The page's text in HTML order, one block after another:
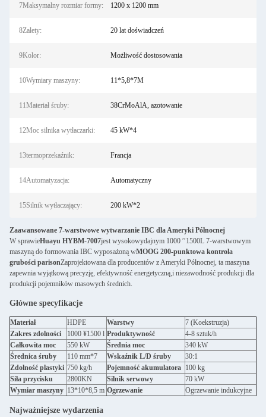
7Maksymalny rozmiar formy: 1200 x 1200 mm
8Zalety: 20 lat doświadczeń
9Kolor: Możliwość dostosowania
10Wymiary maszyny: 11*5,8*7M
11Materiał śruby: 38CrMoAlA, azotowanie
12Moc silnika wytłaczarki: 45 kW*4
13termoprzekaźnik: Francja
14Automatyzacja: Automatyczny
15Silnik wytłaczający: 200 kW*2
Zaawansowane 7-warstwowe wytwarzanie IBC dla Ameryki Północnej
W sprawieHuayu HYBM-7007jest wysokowydajnym 1000 ′′1500L 7-warstwowym
maszyną do formowania IBC wyposażoną wMOOG 200-punktowa kontrola
grubości parisonZaprojektowana dla producentów z Ameryki Północnej, ta maszyna
zapewnia wyjątkową precyzję, efektywność energetyczną,i niezawodność produkcji dla
produkcji pojemników masowych średnich.
Główne specyfikacje
Materiał HDPE Warstwy
7 (Koekstruzja)
Zakres zdolności
1000 ¥1500 l Produktywność
4-8 sztuk/h
Całkowita moc
550 kW Średnia moc
340 kW
Średnica śruby
110 mm*7 Wskaźnik L/D śruby
30:1
Zdolność plastyki 750 kg/h Pojemność akumulatora 100 kg
Siła przycisku
2800KN Silnik serwowy
70 kW
Wymiar maszyny 13*10*8,5 m Ogrzewanie Ogrzewanie indukcyjne
Najważniejsze wydarzenia